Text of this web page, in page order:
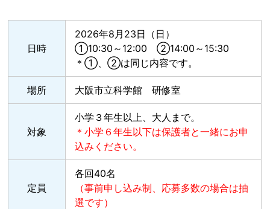
日時
2026年8月23日（日）
①10:30～12:00 ②14:00～15:30
＊①、②は同じ内容です。
場所 大阪市立科学館 研修室
対象
小学３年生以上、大人まで。
＊小学６年生以下は保護者と一緒にお申
込みください。
定員
各回40名
（事前申し込み制、応募多数の場合は抽
選です）